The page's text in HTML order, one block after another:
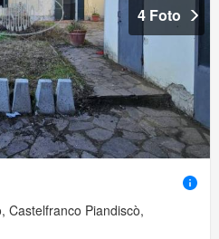
4 Foto
Castelfranco Piandiscò,